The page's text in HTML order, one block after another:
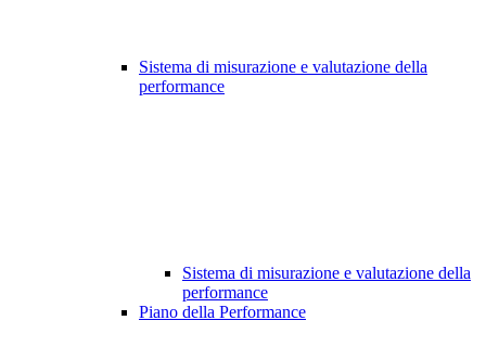
Sistema di misurazione e valutazione della
performance
Sistema di misurazione e valutazione della
performance
Piano della Performance